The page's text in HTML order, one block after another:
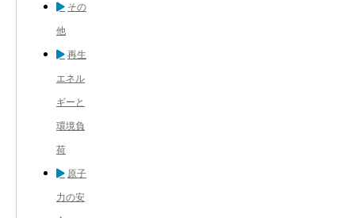
その
他
再生
エネル
ギーと
環境負
荷
原子
力の安